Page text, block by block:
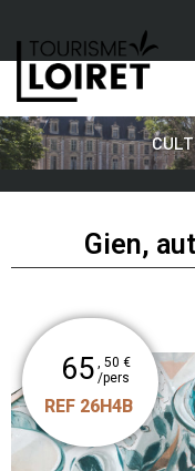
Gien,
REF 26H4B
65 , 50 €
/pers